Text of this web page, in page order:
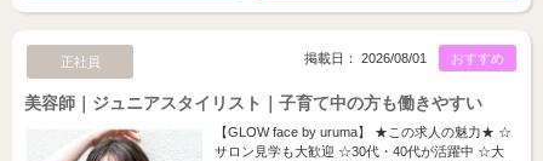
正社員 おすすめ
掲載日： 2026/08/01
美容師｜ジュニアスタイリスト｜子育て中の方も働きやすい
【GLOW face by uruma】 ★この求人の魅力★ ☆
サロン見学も大歓迎 ☆30代・40代が活躍中 ☆大